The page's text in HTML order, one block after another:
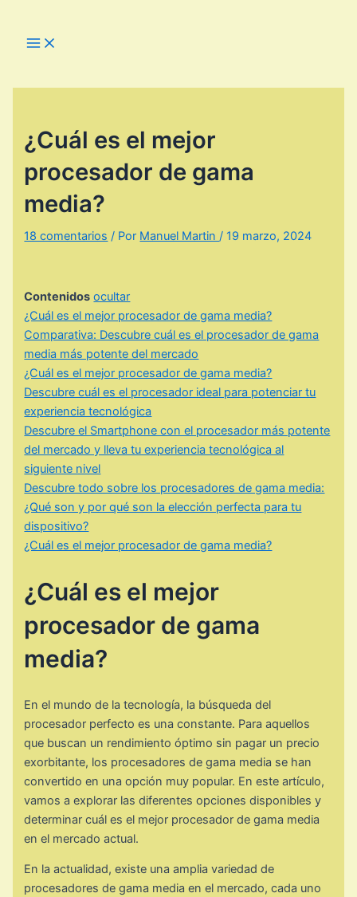
Main
Menu
¿Cuál es el mejor
procesador de gama
media?
18 comentarios / Por Manuel Martin/19 marzo, 2024
Contenidos ocultar
¿Cuál es el mejor procesador de gama media?
Comparativa: Descubre cuál es el procesador de gama
media más potente del mercado
¿Cuál es el mejor procesador de gama media?
Descubre cuál es el procesador ideal para potenciar tu
experiencia tecnológica
Descubre el Smartphone con el procesador más potente
del mercado y lleva tu experiencia tecnológica al
siguiente nivel
Descubre todo sobre los procesadores de gama media:
¿Qué son y por qué son la elección perfecta para tu
dispositivo?
¿Cuál es el mejor procesador de gama media?
¿Cuál es el mejor
procesador de gama
media?
En el mundo de la tecnología, la búsqueda del
procesador perfecto es una constante. Para aquellos
que buscan un rendimiento óptimo sin pagar un precio
exorbitante, los procesadores de gama media se han
convertido en una opción muy popular. En este artículo,
vamos a explorar las diferentes opciones disponibles y
determinar cuál es el mejor procesador de gama media
en el mercado actual.
En la actualidad, existe una amplia variedad de
procesadores de gama media en el mercado, cada uno